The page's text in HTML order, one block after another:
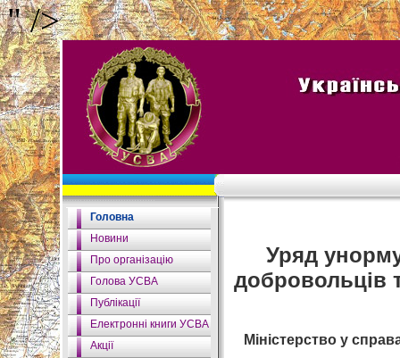
" />
Головна
Новини
Про організацію
Голова УСВА
Публікації
Електронні книги УСВА
Акції
Уряд
добровольців
Міністерство у